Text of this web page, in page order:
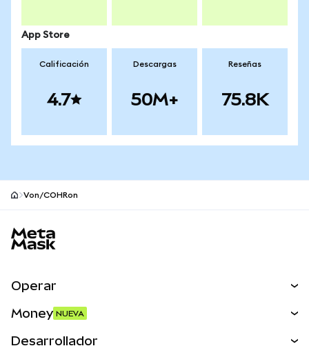
App Store
Calificación
4.7
Descargas
50M+
Reseñas
75.8K
Von/COHRon
Operar
Money NUEVA
Desarrollador